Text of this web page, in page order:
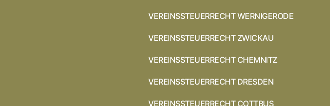
VEREINSSTEUERRECHT WERNIGERODE
VEREINSSTEUERRECHT ZWICKAU
VEREINSSTEUERRECHT CHEMNITZ
VEREINSSTEUERRECHT DRESDEN
VEREINSSTEUERRECHT COTTBUS